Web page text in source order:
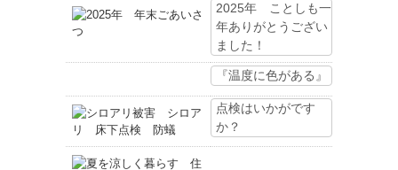
2025年 ことしも一
年ありがとうござい
ました！
『温度に色がある』
点検はいかがです
か？